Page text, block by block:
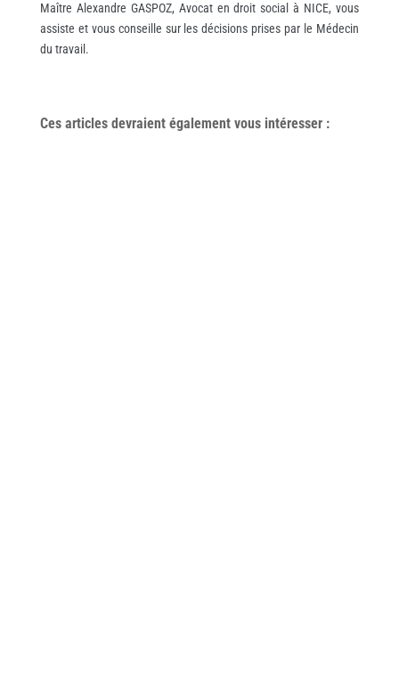
Maître Alexandre GASPOZ, Avocat en droit social à NICE, vous
assiste et vous conseille sur les décisions prises par le Médecin
du travail.
Ces articles devraient également vous intéresser: